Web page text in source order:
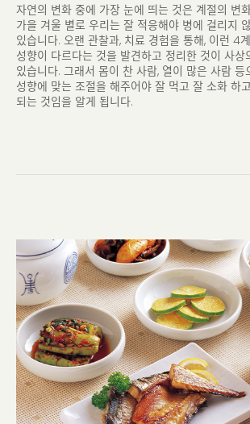
자연의 변화 중에 가장 눈에 띄는 것은 계절의 변
가을 겨울 별로 우리는 잘 적응해야 병에 걸리지
있습니다. 오랜 관찰과, 치료 경험을 통해, 이런 4
성향이 다르다는 것을 발견하고 정리한 것이 사상
있습니다. 그래서 몸이 찬 사람, 열이 많은 사람 등
성향에 맞는 조절을 해주어야 잘 먹고 잘 소화 하
되는 것임을 알게 됩니다.